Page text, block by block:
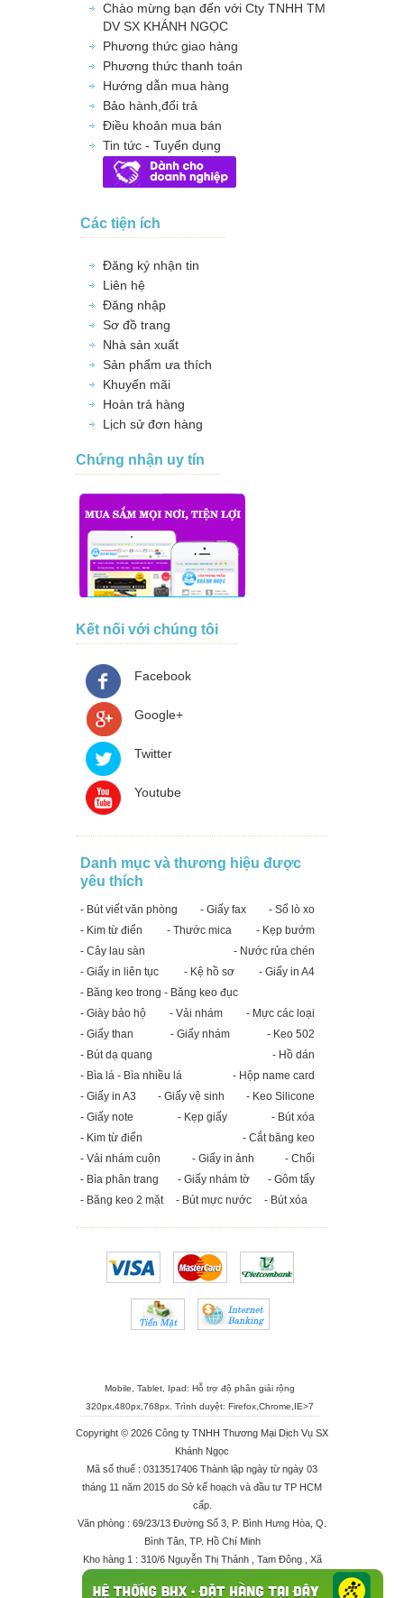
Chào mừng bạn đến với Cty TNHH TM
DV SX KHÁNH NGỌC
Phương thức giao hàng
Phương thức thanh toán
Hướng dẫn mua hàng
Bảo hành,đổi trả
Điều khoản mua bán
Tin tức - Tuyển dụng
Các tiện ích
Đăng ký nhận tin
Liên hệ
Đăng nhập
Sơ đồ trang
Nhà sản xuất
Sản phẩm ưa thích
Khuyến mãi
Hoàn trả hàng
Lịch sử đơn hàng
Chứng nhận uy tín
Kết nối với chúng tôi
Facebook
Google+
Twitter
Youtube
Danh mục và thương hiệu được
yêu thích
- Bút viết văn phòng - Giấy fax
- Sổ lò xo
- Kim từ điển
- Thước mica
- Kẹp bướm
- Cây lau sàn
- Nước rửa chén
- Giấy in liên tục
- Kệ hồ sơ
- Giấy in A4
- Băng keo trong - Băng keo đục
- Giày bảo hộ
- Vải nhám
- Mực các loại
- Giấy than
- Giấy nhám
- Keo 502
- Bút dạ quang
- Hồ dán
- Bìa lá - Bìa nhiều lá
- Hộp name card
- Giấy in A3
- Giấy vệ sinh
- Keo Silicone
- Giấy note
- Kẹp giấy
- Bút xóa
- Kim từ điển
- Cắt băng keo
- Vải nhám cuộn
- Giấy in ảnh
- Chổi
- Bìa phân trang
- Giấy nhám tờ
- Gôm tẩy
- Băng keo 2 mặt
- Bút mực nước - Bút xóa
Mobile, Tablet, Ipad: Hỗ trợ độ phân giải rộng
320px,480px,768px. Trình duyệt: Firefox,Chrome,IE>7
Copyright © 2026 Công ty TNHH Thương Mại Dịch Vụ SX
Khánh Ngọc
Mã số thuế : 0313517406 Thành lập ngày từ ngày 03
tháng 11 năm 2015 do Sở kế hoạch và đầu tư TP HCM
cấp.
Văn phòng : 69/23/13 Đường Số 3, P. Bình Hưng Hòa, Q.
Bình Tân, TP. Hồ Chí Minh
Kho hàng 1 : 310/6 Nguyễn Thị Thảnh , Tam Đông , Xã
Kho hàng 2 : 68/2X Ấp Đông 1 , Xã Thới Tam Thôn ,